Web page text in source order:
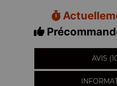
AVIS